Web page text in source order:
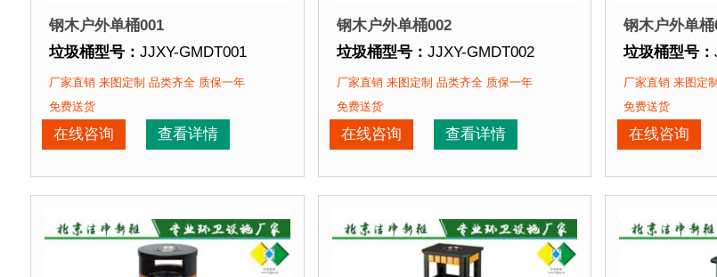
钢木户外单桶001
垃圾桶型号： JJXY-GMDT001
垃圾桶规格：直径400mm 高755mm
垃圾桶材质：
垃圾桶周期：
3-7天 厂家直销 来图定制
选用优质镀锌钢板裁剪、压制、折弯后再焊接而成型，垃圾桶经磷化喷砂处理后采
厂家直销 来图定制 品类齐全 质保一年
免费送货
在线咨询 查看详情
钢木户外单桶002
垃圾桶型号： JJXY-GMDT002
垃圾桶规格：直径500mm 高850mm
垃圾桶材质：
垃圾桶周期：
3-7天 厂家直销 来图定制
选用优质镀锌钢板裁剪、压制、折弯后再
厂家直销 来图定制 品类齐全 质保一年
免费送货
在线咨询 查看详情
钢木户外单桶
垃圾桶型号：
垃圾桶规格：
垃圾桶材质：
垃圾桶周期：
厂家直销 来图定
免费送货
在线咨询